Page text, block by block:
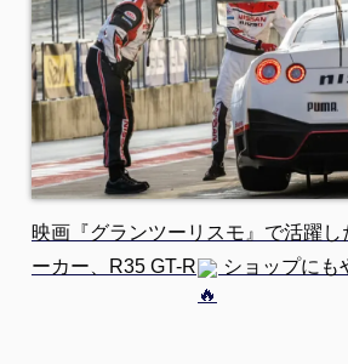
映画『グランツーリスモ』で活躍
ーカー、R35 GT-R
ショップにも